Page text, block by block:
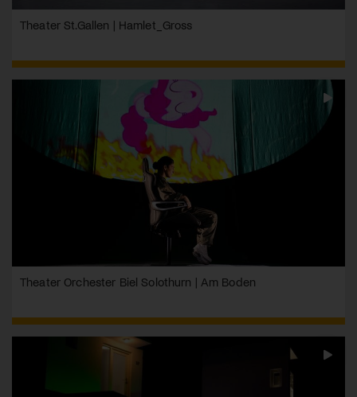
Theater St.Gallen | Hamlet_Gross
Theater Orchester Biel Solothurn | Am Boden